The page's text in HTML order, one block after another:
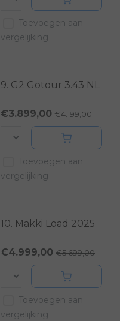
Toevoegen aan
vergelijking
9. G2 Gotour 3.43 NL
€3.899,00 €4.199,00
Toevoegen aan
vergelijking
10. Makki Load 2025
€4.999,00 €5.699,00
Toevoegen aan
vergelijking